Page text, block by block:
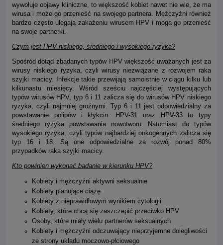
wywołuje objawy kliniczne, to większość kobiet nawet nie wie, że ma
wirusa i może go przenieść na swojego partnera. Mężczyźni również
bardzo często ulegają zakażeniu wirusem HPV i mogą go przenieść
na swoje partnerki.
Czym jest HPV niskiego, średniego i wysokiego ryzyka?
Spośród dotąd zbadanych typów HPV większość uważanych jest za
wirusy niskiego ryzyka, czyli wirusy niezwiązane z rozwojem raka
szyjki macicy. Infekcje takie przewijają samoistnie w ciągu kilku lub
kilkunastu miesięcy. Wśród sześciu najczęściej występujących
typów wirusów HPV, typ 6 i 11 zalicza się do wirusów HPV niskiego
ryzyka, czyli najmniej groźnymi. Typ 6 i 11 jest odpowiedzialny za
powstawanie polipów i kłykcin. HPV-31 oraz HPV-33 to typy
średniego ryzyka powstawania nowotworu. Natomiast do typów
wysokiego ryzyka, czyli typów najbardziej onkogennych zalicza się
typ 16 i 18. Są one odpowiedzialne za rozwój ponad 80%
przypadków raka szyjki macicy.
Kto powinien wykonać badanie w kierunku HPV?
Kobiety i mężczyźni aktywni seksualnie
Kobiety planujące ciążę
Kobiety z nieprawidłowym wynikiem cytologii
Kobiety, które chcą się zaszczepić przeciwko HPV
Osoby, które miały wielu partnerów seksualnych
Kobiety i mężczyźni odczuwający nieprzyjemne dolegliwości
ze strony układu moczowo-płciowego